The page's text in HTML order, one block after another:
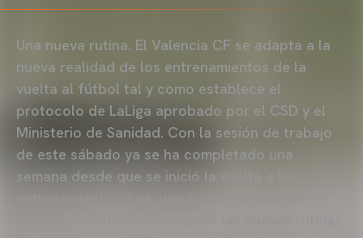
Una nueva rutina. El Valencia CF se adapta a la
nueva realidad de los entrenamientos de la
vuelta al fútbol tal y como establece el
protocolo de LaLiga aprobado por el CSD y el
Ministerio de Sanidad. Con la sesión de trabajo
de este sábado ya se ha completado una
semana desde que se inició la vuelta a los